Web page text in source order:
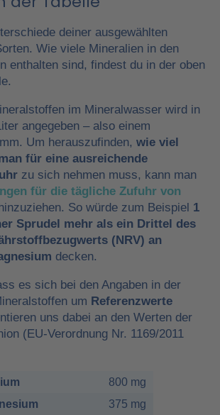
deiner ausgewählten
Wie viele Mineralien in den
enthalten sind, findest du in der oben
im Mineralwasser wird in
angegeben – also einem
Um herauszufinden, wie viel
für eine ausreichende
zu sich nehmen muss, kann man
für die tägliche Zufuhr von
So würde zum Beispiel 1
Sprudel mehr als ein Drittel des
(NRV) an
decken.
es sich bei den Angaben in der
um Referenzwerte
uns dabei an den Werten der
(EU-Verordnung Nr. 1169/2011
800 mg
375 mg